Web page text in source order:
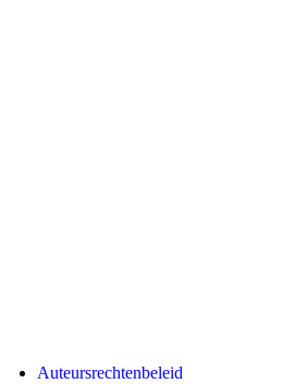
Auteursrechtenbeleid